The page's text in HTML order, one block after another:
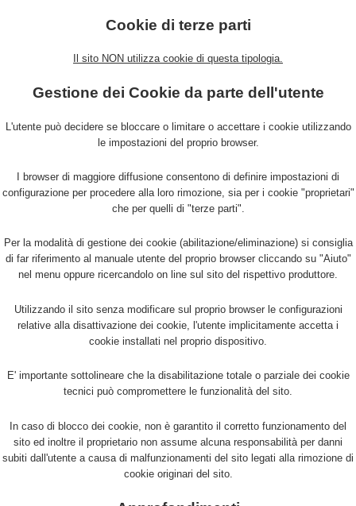
Cookie di terze parti
Il sito NON utilizza cookie di questa tipologia.
Gestione dei Cookie da parte dell'utente
L'utente può decidere se bloccare o limitare o accettare i cookie utilizzando
le impostazioni del proprio browser.
I browser di maggiore diffusione consentono di definire impostazioni di
configurazione per procedere alla loro rimozione, sia per i cookie "proprietari"
che per quelli di "terze parti".
Per la modalità di gestione dei cookie (abilitazione/eliminazione) si consiglia
di far riferimento al manuale utente del proprio browser cliccando su "Aiuto"
nel menu oppure ricercandolo on line sul sito del rispettivo produttore.
Utilizzando il sito senza modificare sul proprio browser le configurazioni
relative alla disattivazione dei cookie, l'utente implicitamente accetta i
cookie installati nel proprio dispositivo.
E' importante sottolineare che la disabilitazione totale o parziale dei cookie
tecnici può compromettere le funzionalità del sito.
In caso di blocco dei cookie, non è garantito il corretto funzionamento del
sito ed inoltre il proprietario non assume alcuna responsabilità per danni
subiti dall'utente a causa di malfunzionamenti del sito legati alla rimozione di
cookie originari del sito.